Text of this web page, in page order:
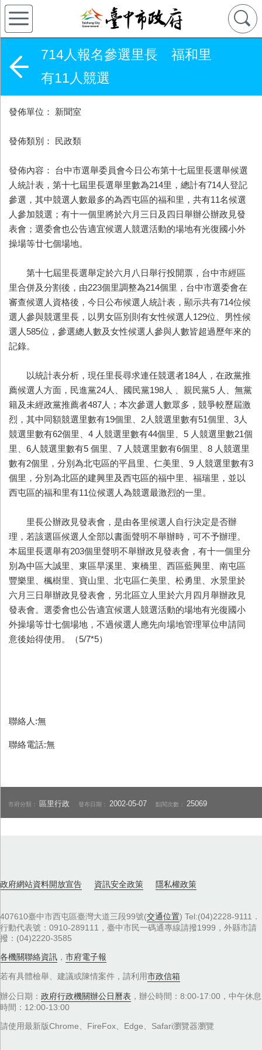
714人報名參選里長 福和里
有11人競選
發佈單位： 新聞室
發佈類別： 民政類
發佈內容： 台中市選舉委員會今日公布第十七屆里長選舉候選
人統計表，第十七屆里長選舉里數為214里，總計有714人登記
參選，其中競選人數最多的為西屯區的福和里，共有11名候選
人參加競選；有十一個里將於六月三日及四日舉辦公辦政見發
表會；選委會也公告適宜候選人競選活動的場地有光復國小外
操場等廿七個場地。
第十七屆里長選舉定於六月八日舉行投開票，台中市經區
里合併及分割後，由223個里調整為214個里，台中市選委會在
審查候選人資格後，今日公布候選人統計表，顯示共有714位候
選人參與競選里長，以男女區別則有女性候選人129位、男性候
選人585位，參選總人數及女性候選人參與人數皆超過歷年來的
記錄。
以統計表分析，現任里長尋求連任競選者184人，在政黨推
薦候選人方面，民進黨24人、國民黨198人 、親民黨5 人、無黨
籍及未經政黨推薦者487人；本次參選人數眾多，競爭較歷屆激
烈，其中同額競選里數有19個里、2人競選里數有51個里、3人
競選里數有62個里、4 人競選里數有44個里、5 人競選里數21個
里、6人競選里數有5 個里、7 人競選里數有6個里、8 人競選里
數有2個里，分別為北屯區的平昌里、仁美里、9 人競選里數有3
個里，分別為北區的建興里及西屯區的福中里、福瑞里，並以
西屯區的福和里有11位候選人為競選最激烈的一里。
里長公辦政見發表會，是由各里候選人自行決定是否辦
理，若該選區候選人全部以書面聲明不舉辦時，可不予辦理。
本屆里長選舉有203個里聲明不舉辦政見發表會，有十一個里分
別為中區大誠里、東區旱溪里、東橋里、西區藍興里、南屯區
豐樂里、楓樹里、寶山里、北屯區仁美里、松勇里、水景里於
六月三日舉辦政見發表會，另北區立人里於六月四月舉辦政見
發表會。選委會也公告適宜候選人競選活動的場地有光復國小
外操場等廿七個場地，不過候選人應先向場地管理單位申請同
意後始得使用。（5/7*5）
聯絡人:無
聯絡電話:無
市府分類： 區里行政 發布日期： 2002-05-07 點閱次數： 25069
政府網站資料開放宣告 資訊安全政策 隱私權政策
407610臺中市西屯區臺灣大道三段99號(交通位置) Tel:(04)2228-9111．
行動代表號：0910-289111，臺中市民一碼通專線請撥1999，外縣市請
撥：(04)2220-3585
各機關聯絡資訊 ， 市府電子報
若有具體檢舉、建議或陳情案件，請利用市政信箱
辦公日期： 政府行政機關辦公日曆表 ，辦公時間：8:00-17:00，中午休息
時間：12:00-13:00
請使用最新版Chrome、FireFox、Edge、Safari瀏覽器瀏覽